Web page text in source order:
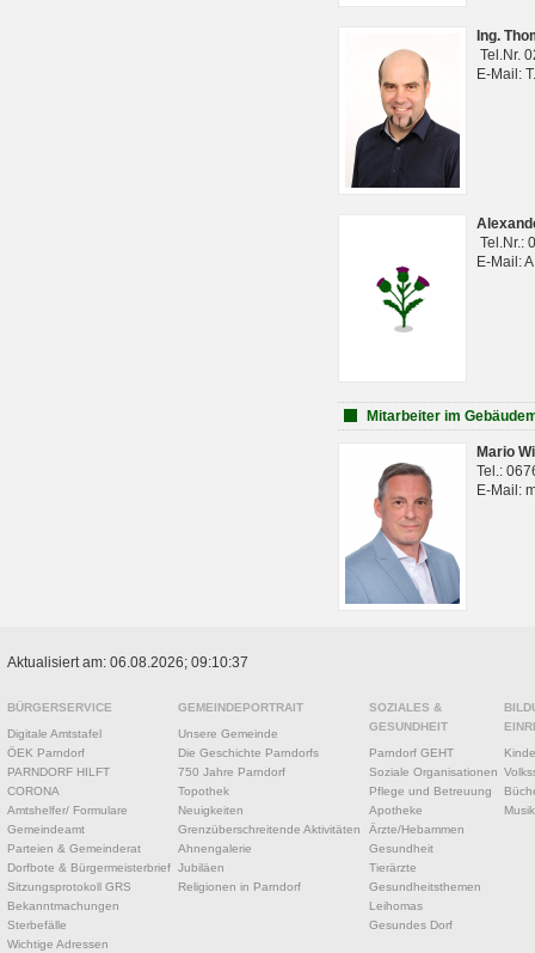
Ing.
Tel.Nr.
E-Mail:
Tel.Nr.:
E-Mail:
Mitarbeiter im
Mario
Tel.:
E-Mail:
Aktualisiert am: 06.08.2026; 09:10:37
BÜRGERSERVICE
Digitale Amtstafel
ÖEK Parndorf
PARNDORF HILFT
CORONA
Amtshelfer/ Formulare
Gemeindeamt
Parteien & Gemeinderat
Dorfbote & Bürgermeisterbrief
Sitzungsprotokoll GRS
Bekanntmachungen
Sterbefälle
Wichtige Adressen
GEMEINDEPORTRAIT
Unsere Gemeinde
Die Geschichte Parndorfs
750 Jahre Parndorf
Topothek
Neuigkeiten
Grenzüberschreitende Aktivitäten
Ahnengalerie
Jubiläen
Religionen in Parndorf
SOZIALES &
GESUNDHEIT
Parndorf GEHT
Soziale Organisationen
Pflege und Betreuung
Apotheke
Ärzte/Hebammen
Gesundheit
Tierärzte
Gesundheitsthemen
Leihomas
Gesundes Dorf